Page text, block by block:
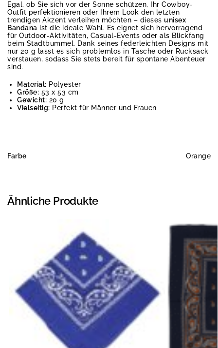
Egal, ob Sie sich vor der Sonne schützen, Ihr Cowboy-
Outfit perfektionieren oder Ihrem Look den letzten
trendigen Akzent verleihen möchten – dieses unisex
Bandana ist die ideale Wahl. Es eignet sich hervorragend
für Outdoor-Aktivitäten, Casual-Events oder als Blickfang
beim Stadtbummel. Dank seines federleichten Designs mit
nur 20 g lässt es sich problemlos in Tasche oder Rucksack
verstauen, sodass Sie stets bereit für spontane Abenteuer
sind.
Material: Polyester
Größe: 53 x 53 cm
Gewicht: 20 g
Vielseitig: Perfekt für Männer und Frauen
Farbe Orange
Ähnliche Produkte